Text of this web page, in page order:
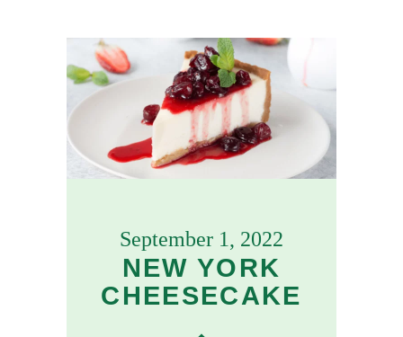
September 1, 2022
NEW YORK
CHEESECAKE